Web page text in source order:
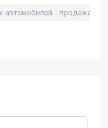
автомобилей - продажа,